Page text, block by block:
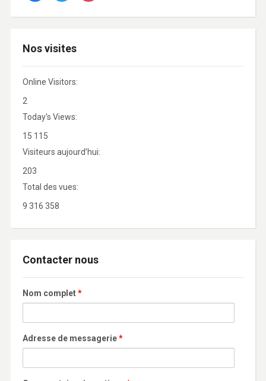
Nos visites
Online Visitors:
2
Today's Views:
15 115
Visiteurs aujourd’hui:
203
Total des vues:
9 316 358
Contacter nous
Nom complet*
Adresse de messagerie*